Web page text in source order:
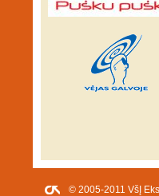
© 2005-2011 VšĮ